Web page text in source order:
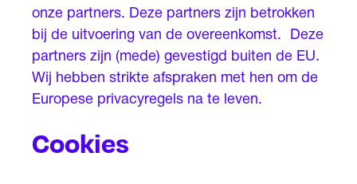
onze partners. Deze partners zijn betrokken
bij de uitvoering van de overeenkomst. Deze
partners zijn (mede) gevestigd buiten de EU.
Wij hebben strikte afspraken met hen om de
Europese privacyregels na te leven.
Cookies